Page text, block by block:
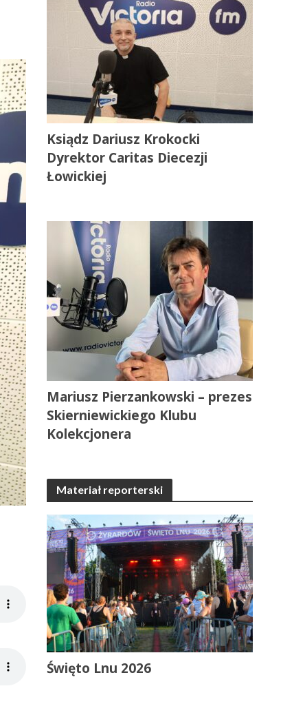
Ksiądz Dariusz Krokocki
Dyrektor Caritas Diecezji
Łowickiej
Mariusz Pierzankowski – prezes
Skierniewickiego Klubu
Kolekcjonera
Materiał reporterski
Święto Lnu 2026